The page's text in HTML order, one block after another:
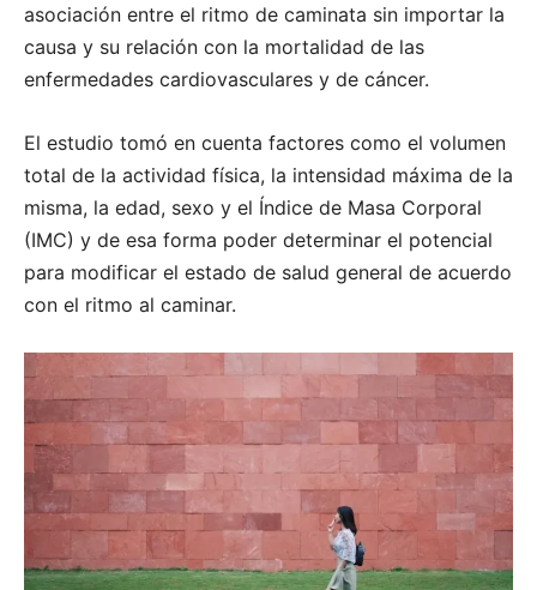
asociación entre el ritmo de caminata sin importar la
causa y su relación con la mortalidad de las
enfermedades cardiovasculares y de cáncer.
El estudio tomó en cuenta factores como el volumen
total de la actividad física, la intensidad máxima de la
misma, la edad, sexo y el Índice de Masa Corporal
(IMC) y de esa forma poder determinar el potencial
para modificar el estado de salud general de acuerdo
con el ritmo al caminar.